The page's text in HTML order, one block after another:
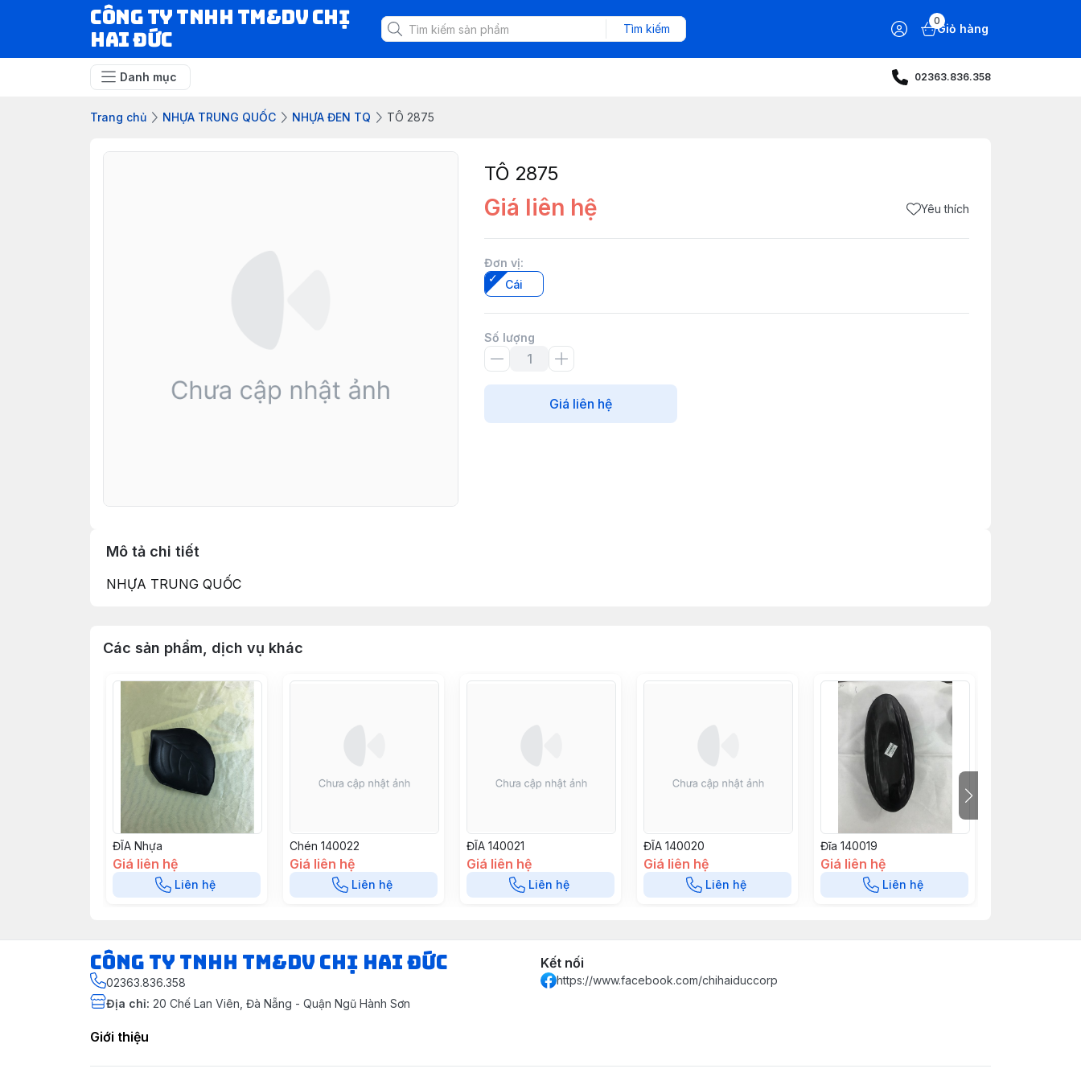
CÔNG TY TNHH TM&DV CHỊ
HAI ĐỨC
Tìm kiếm
0
Giỏ hàng
Danh mục 02363.836.358
Trang chủ NHỰA TRUNG QUỐC NHỰA ĐEN TQ TÔ 2875
TÔ 2875
Giá liên hệ Yêu thích
Đơn vị:
Cái
Số lượng
Giá liên hệ
Mô tả chi tiết
NHỰA TRUNG QUỐC
Các sản phẩm, dịch vụ khác
ĐĨA Nhựa
Giá liên hệ
Liên hệ
Chén 140022
Giá liên hệ
Liên hệ
ĐĨA 140021
Giá liên hệ
Liên hệ
ĐĨA 140020
Giá liên hệ
Liên hệ
Đĩa 140019
Giá liên hệ
Liên hệ
CÔNG TY TNHH TM&DV CHỊ HAI ĐỨC
02363.836.358
Địa chỉ: 20 Chế Lan Viên, Đà Nẵng - Quận Ngũ Hành Sơn
Kết nối
https://www.facebook.com/chihaiduccorp
Giới thiệu